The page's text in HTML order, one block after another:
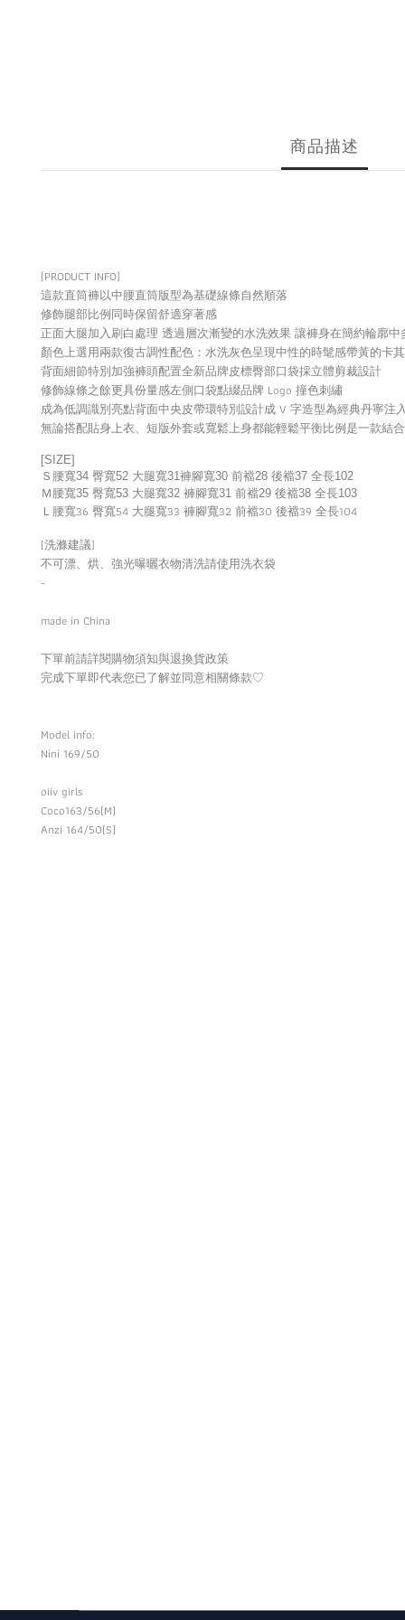
商品描述
[PRODUCT INFO]
這款直筒褲以中腰直筒版型為基礎線條自然順落
修飾腿部比例同時保留舒適穿著感
正面大腿加入刷白處理 透過層次漸變的水洗效果 讓褲身在簡約輪廓中
顏色上選用兩款復古調性配色：水洗灰色呈現中性的時髦感帶黃的卡
背面細節特別加強褲頭配置全新品牌皮標臀部口袋採立體剪裁設計
修飾線條之餘更具份量感左側口袋點綴品牌 Logo 撞色刺繡
成為低調識別亮點背面中央皮帶環特別設計成 V 字造型為經典丹寧注
無論搭配貼身上衣、短版外套或寬鬆上身都能輕鬆平衡比例是一款結
[SIZE]
Ｓ腰寬34 臀寬52 大腿寬31褲腳寬30 前襠28 後襠37 全長102
Ｍ腰寬35 臀寬53 大腿寬32 褲腳寬31 前襠29 後襠38 全長103
Ｌ腰寬36 臀寬54 大腿寬33 褲腳寬32 前襠30 後襠39 全長104
[洗滌建議]
不可漂、烘、強光曝曬衣物清洗請使用洗衣袋
-
made in China
下單前請詳閱購物須知與退換貨政策
完成下單即代表您已了解並同意相關條款♡
Model info:
Nini 169/50
oiiv girls
Coco163/56(M)
Anzi 164/50(S)